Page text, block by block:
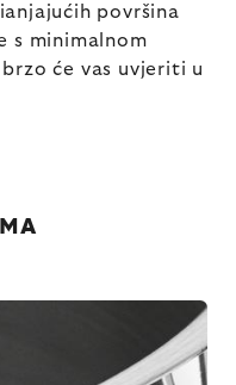
površina
s minimalnom
će vas uvjeriti u